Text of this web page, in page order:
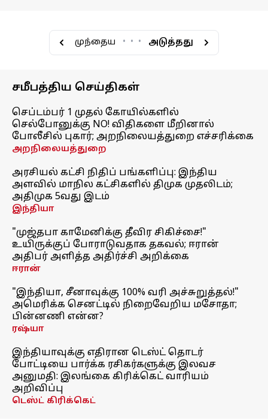
முந்தைய • • • அடுத்தது
சமீபத்திய செய்திகள்
செப்டம்பர் 1 முதல் கோயில்களில்
செல்போனுக்கு NO! விதிகளை மீறினால்
போலீசில் புகார்; அறநிலையத்துறை எச்சரிக்கை
அறநிலையத்துறை
அரசியல் கட்சி நிதிப் பங்களிப்பு: இந்திய
அளவில் மாநில கட்சிகளில் திமுக முதலிடம்;
அதிமுக 5வது இடம்
இந்தியா
"முஜ்தபா காமேனிக்கு தீவிர சிகிச்சை!"
உயிருக்குப் போராடுவதாக தகவல்; ஈரான்
அதிபர் அளித்த அதிர்ச்சி அறிக்கை
ஈரான்
"இந்தியா, சீனாவுக்கு 100% வரி அச்சுறுத்தல்!"
அமெரிக்க செனட்டில் நிறைவேறிய மசோதா;
பின்னணி என்ன?
ரஷ்யா
இந்தியாவுக்கு எதிரான டெஸ்ட் தொடர்
போட்டியை பார்க்க ரசிகர்களுக்கு இலவச
அனுமதி: இலங்கை கிரிக்கெட் வாரியம்
அறிவிப்பு
டெஸ்ட் கிரிக்கெட்